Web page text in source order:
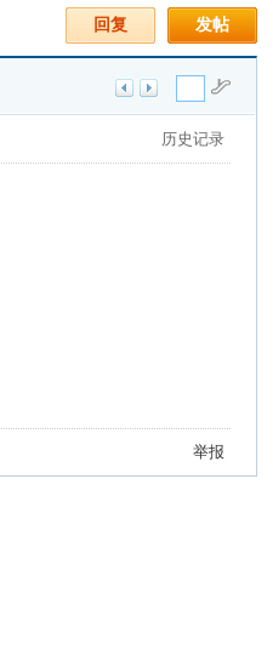
发帖
回复
历史记录
举报